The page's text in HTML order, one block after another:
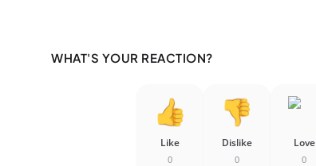
WHAT'S YOUR REACTION?
Like
0
Dislike
0
Love
0